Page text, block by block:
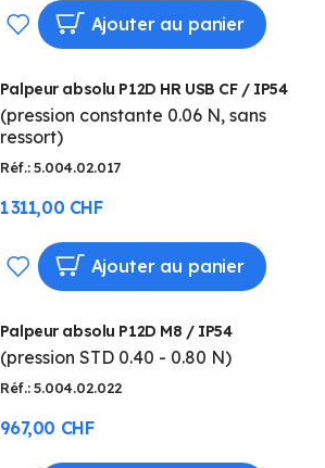
AJOUTER
MA
LISTE
D’ENVIE
Ajouter au panier
Palpeur absolu P12D HR USB CF / IP54
(pression constante 0.06 N, sans
ressort)
Réf.: 5.004.02.017
1 311,00 CHF
AJOUTER
MA
LISTE
D’ENVIE
Ajouter au panier
Palpeur absolu P12D M8 / IP54
(pression STD 0.40 - 0.80 N)
Réf.: 5.004.02.022
967,00 CHF